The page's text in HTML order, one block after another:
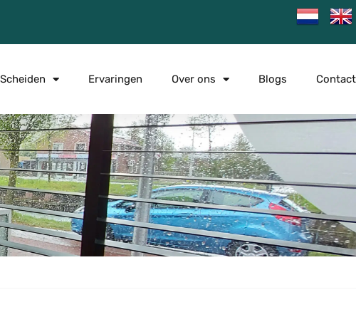
Scheiden Ervaringen Over ons Blogs Contact